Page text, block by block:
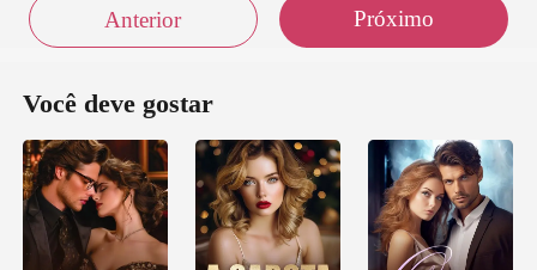
Anterior Próximo
Você deve gostar